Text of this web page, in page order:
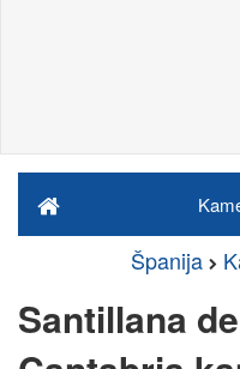
Španija
Santillana